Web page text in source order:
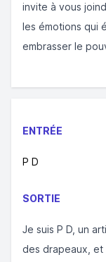
invite à vous
les émotions qui
embrasser le
ENTRÉE
P D
SORTIE
Je suis P D, un
des drapeaux, et